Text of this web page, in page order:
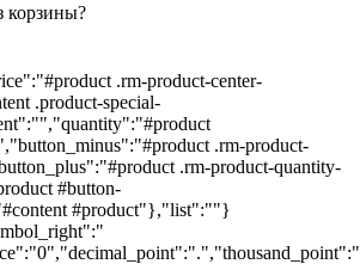
корзины?
.rm-product-center-
.product-special-
.rm-product-
.rm-product-quantity-
#button-
#product"},"list":""}